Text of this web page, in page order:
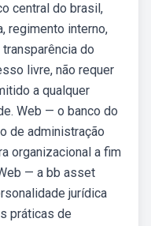
central do brasil,
regimento interno,
do
livre, não requer
a qualquer
Web — o banco do
de administração
organizacional a fim
— a bb asset
jurídica
práticas de